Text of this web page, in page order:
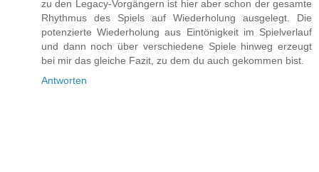
zu den Legacy-Vorgängern ist hier aber schon der gesamte
Rhythmus des Spiels auf Wiederholung ausgelegt. Die
potenzierte Wiederholung aus Eintönigkeit im Spielverlauf
und dann noch über verschiedene Spiele hinweg erzeugt
bei mir das gleiche Fazit, zu dem du auch gekommen bist.
Antworten